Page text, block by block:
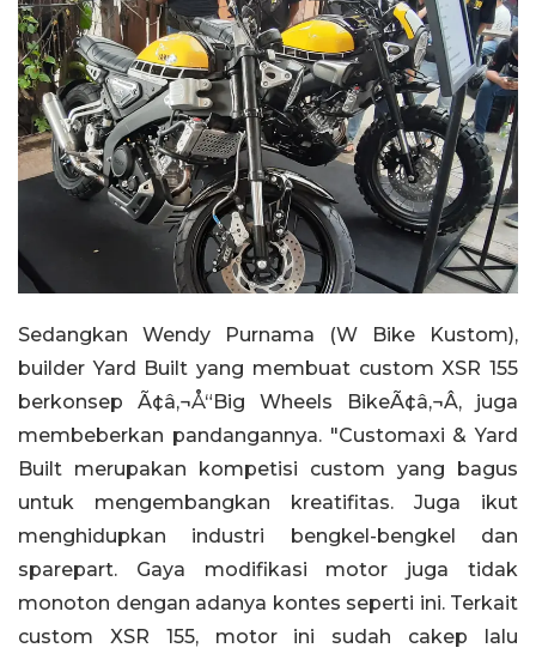
Sedangkan Wendy Purnama (W Bike Kustom),
builder Yard Built yang membuat custom XSR 155
berkonsep Ã¢â‚¬Å“Big Wheels BikeÃ¢â‚¬Â, juga
membeberkan pandangannya. "Customaxi & Yard
Built merupakan kompetisi custom yang bagus
untuk mengembangkan kreatifitas. Juga ikut
menghidupkan industri bengkel-bengkel dan
sparepart. Gaya modifikasi motor juga tidak
monoton dengan adanya kontes seperti ini. Terkait
custom XSR 155, motor ini sudah cakep lalu